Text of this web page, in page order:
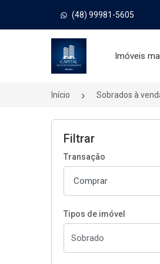
(48) 99981-5605
Página inicial
Imóveis
Início Sobrados à
Filtrar
Transação
Tipos de imóvel